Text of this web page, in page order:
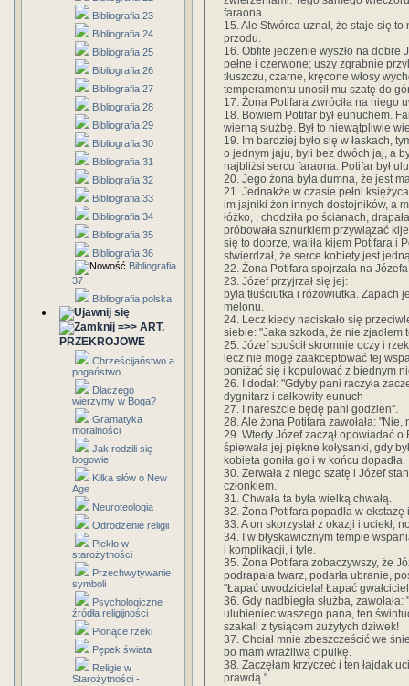
Bibliografia 23
Bibliografia 24
Bibliografia 25
Bibliografia 26
Bibliografia 27
Bibliografia 28
Bibliografia 29
Bibliografia 30
Bibliografia 31
Bibliografia 32
Bibliografia 33
Bibliografia 34
Bibliografia 35
Bibliografia 36
Bibliografia
37
Bibliografia polska
=>> ART.
PRZEKROJOWE
Chrześcijaństwo a
pogaństwo
Dlaczego
wierzymy w Boga?
Gramatyka
moralności
Jak rodzili się
bogowie
Kilka słów o New
Age
Neuroteologia
Odrodzenie religii
Piekło w
starożytności
Przechwytywanie
symboli
Psychologiczne
źródła religijności
Płonące rzeki
Pępek świata
Religie w
Starożytności -
faraona...
15. Ale Stwórca uznał, że staje się
przodu.
16. Obfite jedzenie wyszło na dobre
pełne i czerwone; uszy zgrabnie
tłuszczu, czarne, kręcone włosy
temperamentu unosił mu szatę do
17. Żona Potifara zwróciła na niego
18. Bowiem Potifar był eunuchem.
wierną służbę. Był to niewątpliwie
19. Im bardziej było się w łaskach,
o jednym jaju, byli bez dwóch jaj, a
najbliżsi sercu faraona. Potifar był
20. Jego żona była dumna, że jest
21. Jednakże w czasie pełni
im jajniki żon innych dostojników, a
łóżko, . chodziła po ścianach,
próbowała sznurkiem przywiązać
się to dobrze, waliła kijem Potifara i
stwierdzał, że serce kobiety jest
22. Żona Potifara spojrzała na
23. Józef przyjrzał się jej:
była tłuściutka i różowiutka. Zapach
melonu.
24. Lecz kiedy naciskało się
siebie: "Jaka szkoda, że nie zjadłem
25. Józef spuścił skromnie oczy i
lecz nie mogę zaakceptować tej
poniżać się i kopulować z biednym
26. I dodał: "Gdyby pani raczyła
dygnitarz i całkowity eunuch
27. I nareszcie będę pani godzien".
28. Ale żona Potifara zawołała: "Nie,
29. Wtedy Józef zaczął opowiadać
śpiewała jej piękne kołysanki, gdy
kobieta goniła go i w końcu dopadła.
30. Zerwała z niego szatę i Józef
członkiem.
31. Chwała ta była wielką chwałą.
32. Żona Potifara popadła w ekstazę
33. A on skorzystał z okazji i uciekł;
34. I w błyskawicznym tempie
i komplikacji, i tyle.
35. Żona Potifara zobaczywszy, że
podrapała twarz, podarła ubranie,
"Łapać uwodziciela! Łapać
36. Gdy nadbiegła służba,
ulubieniec waszego pana, ten
szakali z tysiącem zużytych dziwek!
37. Chciał mnie zbeszcześcić we
bo mam wrażliwą cipulkę.
38. Zaczęłam krzyczeć i ten łajdak
prawdą."